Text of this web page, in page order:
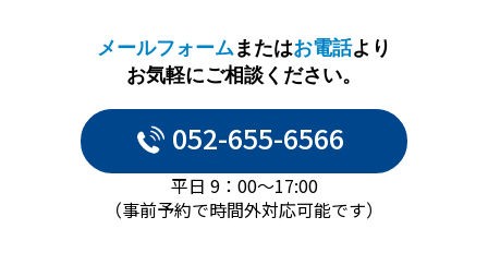
メールフォームまたはお電話より
お気軽にご相談ください。
052-655-6566
平日 9：00～17:00
（事前予約で時間外対応可能です）